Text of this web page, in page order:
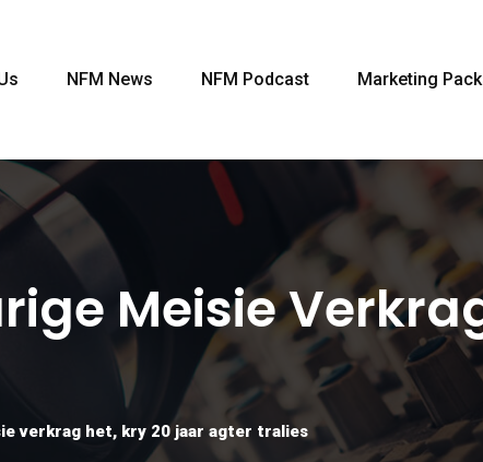
NFM News NFM Podcast Marketing
Meisie
verkrag het, kry 20 jaar agter tralies